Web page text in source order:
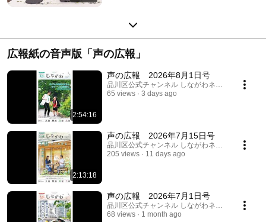
広報紙の音声版「声の広報」
2:54:16
声の広報 2026年8月1日号
品川区公式チャンネル しながわネットTV
65 views
3 days ago
2:13:18
声の広報 2026年7月15日号
品川区公式チャンネル しながわネットTV
205 views
11 days ago
声の広報 2026年7月1日号
品川区公式チャンネル しながわネットTV
68 views
1 month ago